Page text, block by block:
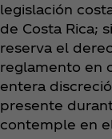
legislación
de Costa Rica;
reserva el
reglamento en
entera
presente
contemple en